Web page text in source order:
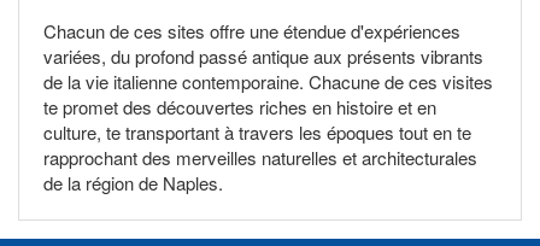
Chacun de ces sites offre une étendue d'expériences
variées, du profond passé antique aux présents vibrants
de la vie italienne contemporaine. Chacune de ces visites
te promet des découvertes riches en histoire et en
culture, te transportant à travers les époques tout en te
rapprochant des merveilles naturelles et architecturales
de la région de Naples.